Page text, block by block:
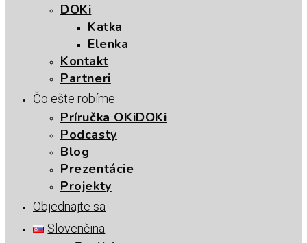
DOKi
Katka
Elenka
Kontakt
Partneri
Čo ešte robíme
Príručka OKiDOKi
Podcasty
Blog
Prezentácie
Projekty
Objednajte sa
Slovenčina